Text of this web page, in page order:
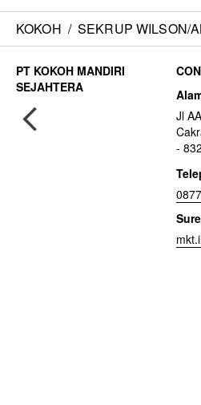
KOKOH / SEKRUP WILSON/
Jl
-